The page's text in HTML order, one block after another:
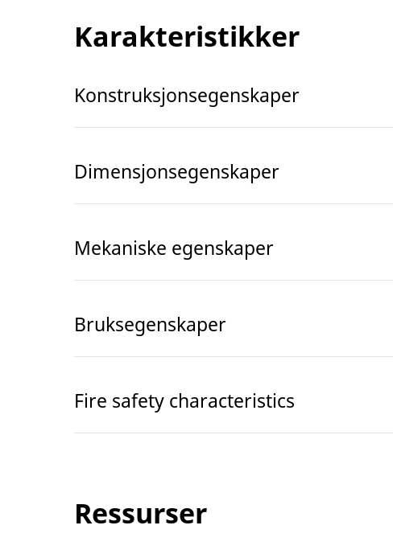
Karakteristikker
Konstruksjonsegenskaper
Dimensjonsegenskaper
Mekaniske egenskaper
Bruksegenskaper
Fire safety characteristics
Ressurser